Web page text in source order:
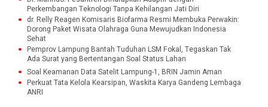
Perkembangan Teknologi Tanpa Kehilangan Jati Diri
dr. Relly Reagen Komisaris Biofarma Resmi Membuka Perwakin:
Dorong Paket Wisata Olahraga Guna Mewujudkan Indonesia
Sehat
Pemprov Lampung Bantah Tuduhan LSM Fokal, Tegaskan Tak
Ada Surat yang Bertentangan Soal Status Lahan
Soal Keamanan Data Satelit Lampung-1, BRIN Jamin Aman
Perkuat Tata Kelola Kearsipan, Waskita Karya Gandeng Lembaga
ANRI